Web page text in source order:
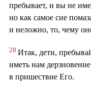
пребывает, и вы не
но как самое сие
и неложно, то, чему
28 Итак, дети,
иметь нам
в пришествие Его.